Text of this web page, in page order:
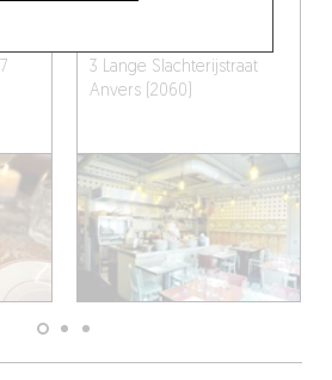
BART-À-VIN
3 Lange Slachterijstraat
Anvers (2060)